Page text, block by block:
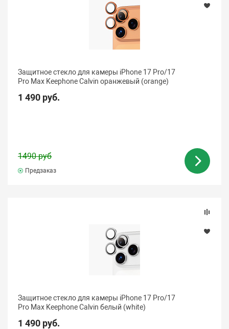
Защитное стекло для камеры iPhone 17 Pro/17
Pro Max Keephone Calvin оранжевый (orange)
1 490 руб.
1490 руб
Предзаказ
Защитное стекло для камеры iPhone 17 Pro/17
Pro Max Keephone Calvin белый (white)
1 490 руб.